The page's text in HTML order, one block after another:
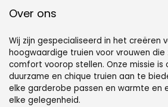
Over ons
Wij zijn gespecialiseerd in het creëren
hoogwaardige truien voor vrouwen die
comfort voorop stellen. Onze missie is
duurzame en chique truien aan te
elke garderobe passen en warmte en
elke gelegenheid.